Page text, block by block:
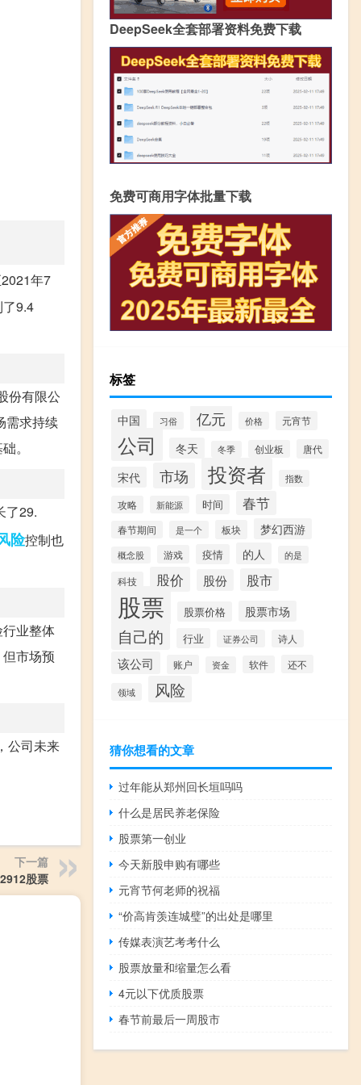
年7
9.4
份有限公
需求持续
。
了29.
险控制也
业整体
市场预
公司未来
下一篇
股票
DeepSeek全套部署资料免费下载
免费可商用字体批量下载
标签
中国 习俗 亿元 价格 元宵节
公司 冬天 冬季 创业板 唐代
宋代 市场 投资者 指数
攻略 新能源 时间 春节
春节期间 是一个 板块 梦幻西游
概念股 游戏 疫情 的人 的是
科技 股价 股份 股市
股票 股票价格 股票市场
自己的 行业 证券公司 诗人
该公司 账户 资金 软件 还不
领域 风险
猜你想看的文章
过年能从郑州回长垣吗吗
什么是居民养老保险
股票第一创业
今天新股申购有哪些
元宵节何老师的祝福
“价高肯羡连城璧”的出处是哪里
传媒表演艺考考什么
股票放量和缩量怎么看
4元以下优质股票
春节前最后一周股市